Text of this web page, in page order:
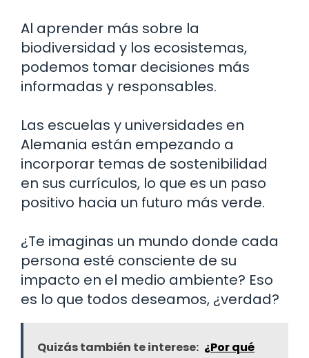
Al aprender más sobre la
biodiversidad y los ecosistemas,
podemos tomar decisiones más
informadas y responsables.
Las escuelas y universidades en
Alemania están empezando a
incorporar temas de sostenibilidad
en sus currículos, lo que es un paso
positivo hacia un futuro más verde.
¿Te imaginas un mundo donde cada
persona esté consciente de su
impacto en el medio ambiente? Eso
es lo que todos deseamos, ¿verdad?
Quizás también te interese: ¿Por qué